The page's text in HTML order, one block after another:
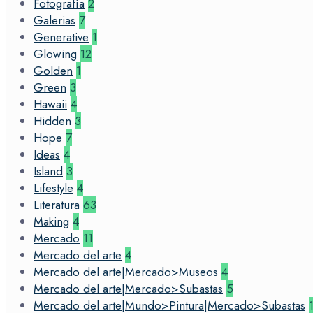
Fotografía 2
Galerias 7
Generative 1
Glowing 12
Golden 1
Green 3
Hawaii 4
Hidden 3
Hope 7
Ideas 4
Island 3
Lifestyle 4
Literatura 63
Making 4
Mercado 11
Mercado del arte 4
Mercado del arte|Mercado>Museos 4
Mercado del arte|Mercado>Subastas 5
Mercado del arte|Mundo>Pintura|Mercado>Subastas 1